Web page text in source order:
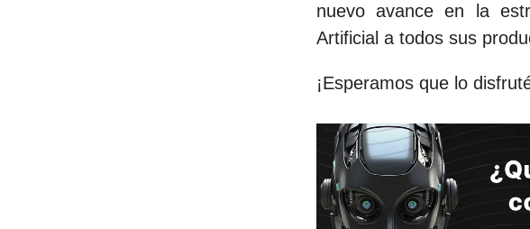
nuevo avance en la
Artificial a todos sus
¡Esperamos que lo